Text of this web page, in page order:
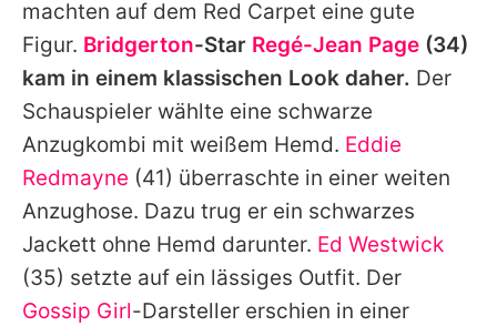
machten auf dem Red Carpet eine gute
Figur. Bridgerton-Star Regé-Jean Page (34)
kam in einem klassischen Look daher. Der
Schauspieler wählte eine schwarze
Anzugkombi mit weißem Hemd. Eddie
Redmayne (41) überraschte in einer weiten
Anzughose. Dazu trug er ein schwarzes
Jackett ohne Hemd darunter. Ed Westwick
(35) setzte auf ein lässiges Outfit. Der
Gossip Girl-Darsteller erschien in einer